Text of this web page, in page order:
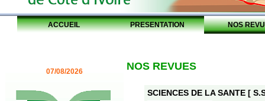
ACCUEIL PRESENTATION NOS
07/08/2026 NOS REVUES
SCIENCES DE LA SANTE [